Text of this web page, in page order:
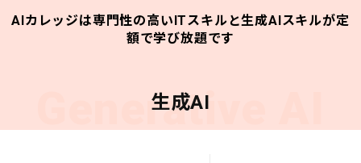
AIカレッジは専門性の高いITスキルと生成AIスキルが定
額で学び放題です
Generative AI
生成AI